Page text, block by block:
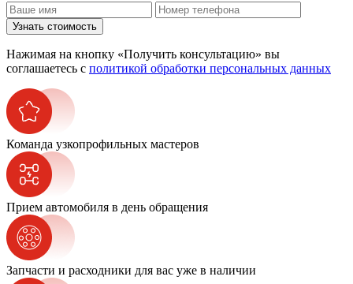
Узнать стоимость
Нажимая на кнопку «Получить консультацию» вы
соглашаетесь с политикой обработки персональных данных
Команда узкопрофильных мастеров
Прием автомобиля в день обращения
Запчасти и расходники для вас уже в наличии